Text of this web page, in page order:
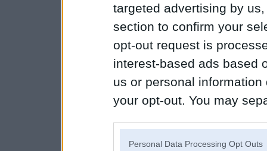
targeted advertising by
section to confirm your
opt-out request is
interest-based ads based
us or personal
your opt-out. You may
Personal Data Processing Opt Outs